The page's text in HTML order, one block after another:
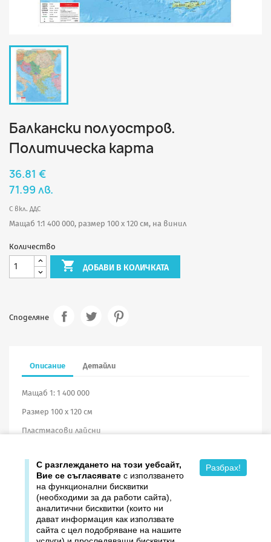
Балкански полуостров.
Политическа карта
36.81 €
71.99 лв.
С вкл. ДДС
Мащаб 1:1 400 000, размер 100 х 120 см, на винил
Количество
 ДОБАВИ В КОЛИЧКАТА
Споделяне
Описание Детайли
Мащаб 1: 1 400 000
Размер 100 х 120 см
Пластмасови лайсни
Продукти
С разглеждането на този уебсайт,
Вие се съгласявате с използването
на функционални бисквитки
(необходими за да работи сайта),
аналитични бисквитки (които ни
дават информация как използвате
сайта с цел подобряване на нашите
Разбрах!